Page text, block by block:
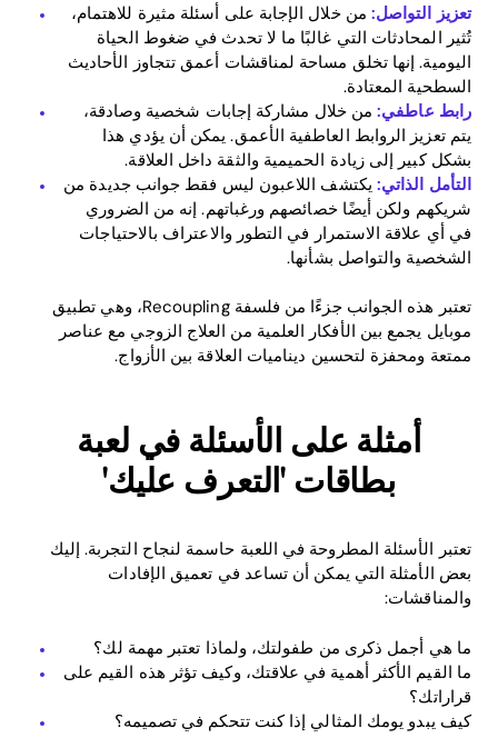
تعزيز التواصل: من خلال الإجابة على أسئلة مثيرة للاهتمام،
تُثير المحادثات التي غالبًا ما لا تحدث في ضغوط الحياة
اليومية. إنها تخلق مساحة لمناقشات أعمق تتجاوز الأحاديث
السطحية المعتادة.
رابط عاطفي:من خلال مشاركة إجابات شخصية وصادقة،
يتم تعزيز الروابط العاطفية الأعمق. يمكن أن يؤدي هذا
بشكل كبير إلى زيادة الحميمية والثقة داخل العلاقة.
التأمل الذاتي: يكتشف اللاعبون ليس فقط جوانب جديدة من
شريكهم ولكن أيضًا خصائصهم ورغباتهم. إنه من الضروري
في أي علاقة الاستمرار في التطور والاعتراف بالاحتياجات
الشخصية والتواصل بشأنها.
تعتبر هذه الجوانب جزءًا من فلسفة Recoupling، وهي تطبيق
موبايل يجمع بين الأفكار العلمية من العلاج الزوجي مع عناصر
ممتعة ومحفزة لتحسين ديناميات العلاقة بين الأزواج.
أمثلة على الأسئلة في لعبة
بطاقات 'التعرف عليك'
تعتبر الأسئلة المطروحة في اللعبة حاسمة لنجاح التجربة. إليك
بعض الأمثلة التي يمكن أن تساعد في تعميق الإفادات
والمناقشات:
ما هي أجمل ذكرى من طفولتك، ولماذا تعتبر مهمة لك؟
ما القيم الأكثر أهمية في علاقتك، وكيف تؤثر هذه القيم على
قراراتك؟
كيف يبدو يومك المثالي إذا كنت تتحكم في تصميمه؟